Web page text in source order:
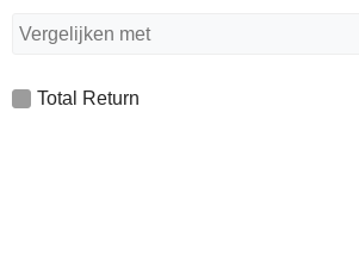
Total Return